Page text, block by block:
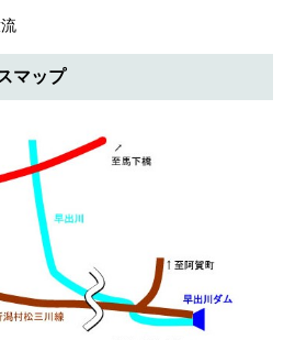
マップ